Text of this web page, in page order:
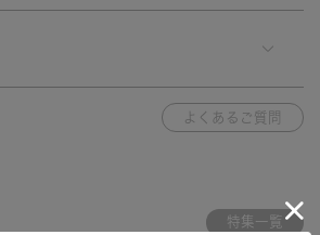
よくあるご質問
特集一覧